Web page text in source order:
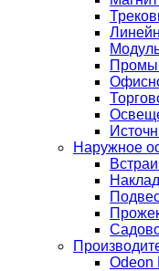
Наружное
Odeon